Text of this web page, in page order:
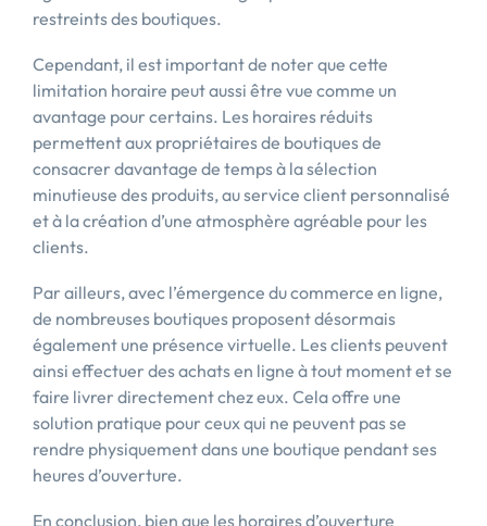
restreints des boutiques.
Cependant, il est important de noter que cette
limitation horaire peut aussi être vue comme un
avantage pour certains. Les horaires réduits
permettent aux propriétaires de boutiques de
consacrer davantage de temps à la sélection
minutieuse des produits, au service client personnalisé
et à la création d’une atmosphère agréable pour les
clients.
Par ailleurs, avec l’émergence du commerce en ligne,
de nombreuses boutiques proposent désormais
également une présence virtuelle. Les clients peuvent
ainsi effectuer des achats en ligne à tout moment et se
faire livrer directement chez eux. Cela offre une
solution pratique pour ceux qui ne peuvent pas se
rendre physiquement dans une boutique pendant ses
heures d’ouverture.
En conclusion, bien que les horaires d’ouverture